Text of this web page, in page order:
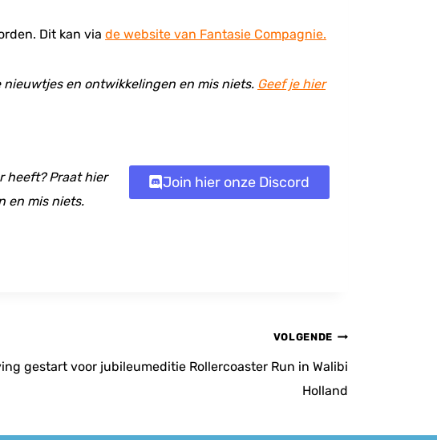
Dit kan via de website van Fantasie Compagnie.
nieuwtjes en ontwikkelingen en mis niets. Geef je hier
heeft? Praat hier
en mis niets.
Join hier onze Discord
VOLGENDE
gestart voor jubileumeditie Rollercoaster Run in Walibi
Holland